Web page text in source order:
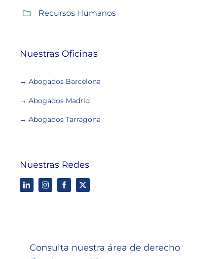
Recursos Humanos
Nuestras Oficinas
→ Abogados Barcelona
→ Abogados Madrid
→ Abogados Tarragona
Nuestras Redes
Consulta nuestra área de derecho